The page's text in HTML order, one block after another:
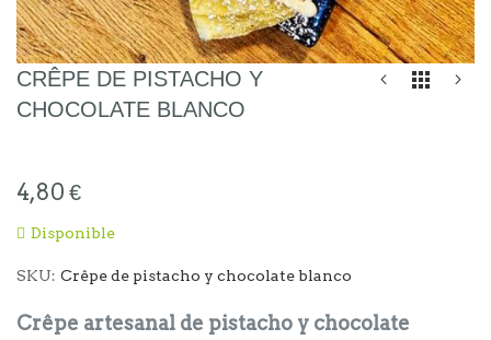
Saltar
al
la
galería
imágenes
CRÊPE DE PISTACHO Y
CHOCOLATE BLANCO
4,80 €
Disponible
SKU Crêpe de pistacho y chocolate blanco
Crêpe artesanal de pistacho y chocolate